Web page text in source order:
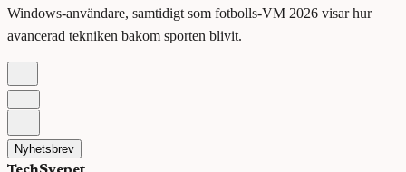
Windows-användare, samtidigt som fotbolls-VM 2026 visar hur
avancerad tekniken bakom sporten blivit.
Nyhetsbrev